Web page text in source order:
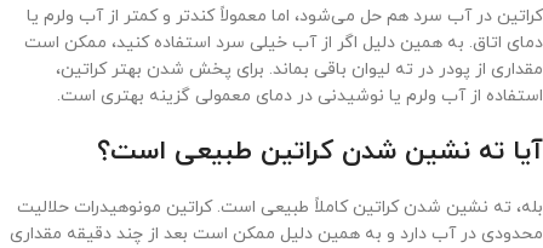
کراتین در آب سرد هم حل می‌شود، اما معمولاً کندتر و کمتر از آب ولرم یا
دمای اتاق. به همین دلیل اگر از آب خیلی سرد استفاده کنید، ممکن است
مقداری از پودر در ته لیوان باقی بماند. برای پخش شدن بهتر کراتین،
استفاده از آب ولرم یا نوشیدنی در دمای معمولی گزینه بهتری است.
آیا ته نشین شدن کراتین طبیعی است؟
بله، ته نشین شدن کراتین کاملاً طبیعی است. کراتین مونوهیدرات حلالیت
محدودی در آب دارد و به همین دلیل ممکن است بعد از چند دقیقه مقداری